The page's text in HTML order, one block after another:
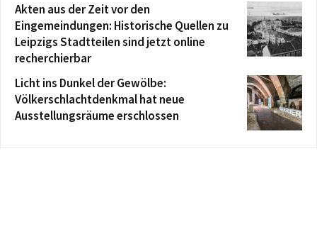
Akten aus der Zeit vor den
Eingemeindungen: Historische Quellen zu
Leipzigs Stadtteilen sind jetzt online
recherchierbar
Licht ins Dunkel der Gewölbe:
Völkerschlachtdenkmal hat neue
Ausstellungsräume erschlossen